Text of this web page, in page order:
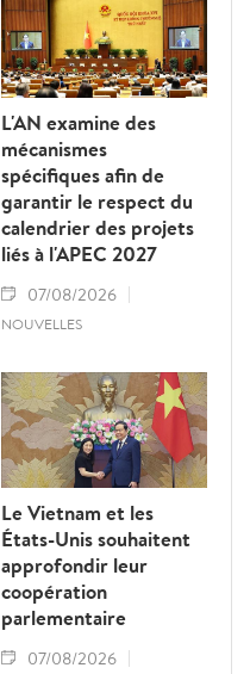
L'AN examine des
mécanismes
spécifiques afin de
garantir le respect du
calendrier des projets
liés à l'APEC 2027
07/08/2026
NOUVELLES
Le Vietnam et les
États-Unis souhaitent
approfondir leur
coopération
parlementaire
07/08/2026